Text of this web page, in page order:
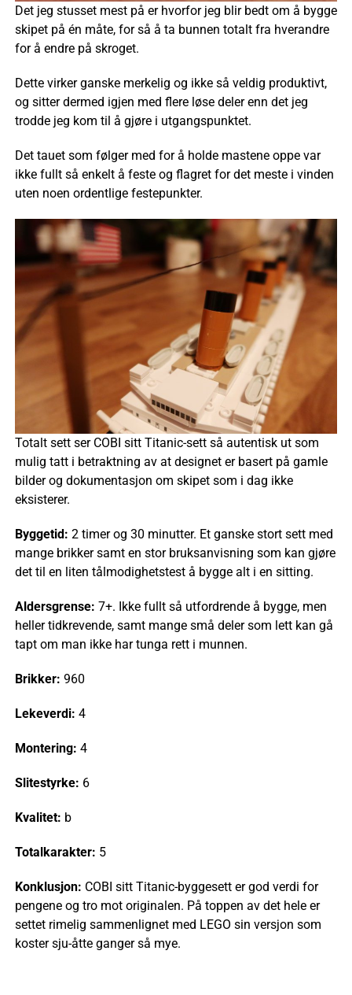
Det jeg stusset mest på er hvorfor jeg blir bedt om å bygge
skipet på én måte, for så å ta bunnen totalt fra hverandre
for å endre på skroget.
Dette virker ganske merkelig og ikke så veldig produktivt,
og sitter dermed igjen med flere løse deler enn det jeg
trodde jeg kom til å gjøre i utgangspunktet.
Det tauet som følger med for å holde mastene oppe var
ikke fullt så enkelt å feste og flagret for det meste i vinden
uten noen ordentlige festepunkter.
Totalt sett ser COBI sitt Titanic-sett så autentisk ut som
mulig tatt i betraktning av at designet er basert på gamle
bilder og dokumentasjon om skipet som i dag ikke
eksisterer.
Byggetid: 2 timer og 30 minutter. Et ganske stort sett med
mange brikker samt en stor bruksanvisning som kan gjøre
det til en liten tålmodighetstest å bygge alt i en sitting.
Aldersgrense: 7+. Ikke fullt så utfordrende å bygge, men
heller tidkrevende, samt mange små deler som lett kan gå
tapt om man ikke har tunga rett i munnen.
Brikker: 960
Lekeverdi: 4
Montering: 4
Slitestyrke: 6
Kvalitet: b
Totalkarakter: 5
Konklusjon: COBI sitt Titanic-byggesett er god verdi for
pengene og tro mot originalen. På toppen av det hele er
settet rimelig sammenlignet med LEGO sin versjon som
koster sju-åtte ganger så mye.